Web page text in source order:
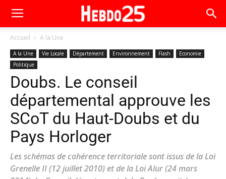
Accueil A la Une
A la Une Vie Locale Département Environnement Flash
Economie
Politique
Doubs. Le conseil
départemental approuve les
SCoT du Haut-Doubs et du
Pays Horloger
Les schémas de cohérence territoriale sont issus de la Loi
Grenelle II (12 juillet 2010) et de la Loi Alur (24 mars